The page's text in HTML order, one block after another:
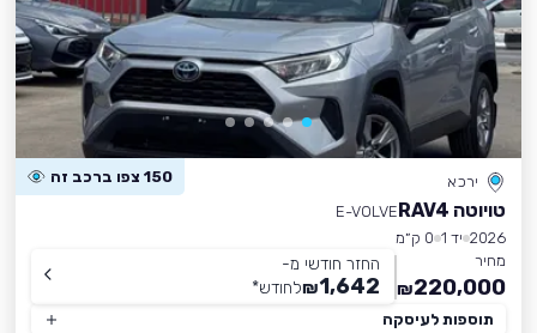
ירכא 150 צפו ברכב זה
טויוטה RAV4
E-VOLVE
2026 יד 1
0 ק״מ
מחיר
220,000
₪
החזר חודשי מ-
1,642
₪לחודש*
תוספות לעיסקה